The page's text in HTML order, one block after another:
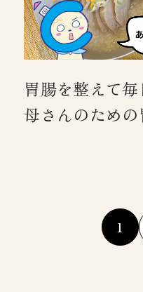
胃腸を整えて
母さんのため
1